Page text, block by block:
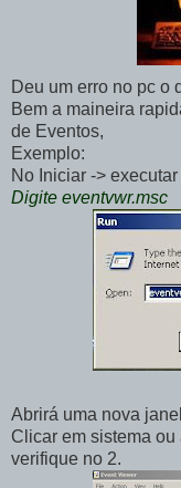
Deu um erro no pc o
Bem a maineira
de Eventos,
Exemplo:
No Iniciar -> executar
Digite eventvwr.msc
Abrirá uma nova
Clicar em sistema
verifique no 2.